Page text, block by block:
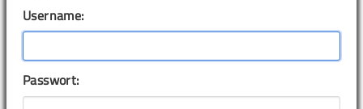
Username:
Passwort: